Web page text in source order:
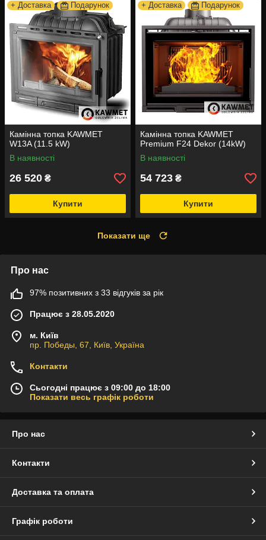
+ Доставка Подарунок
Камінна топка KAWMET
W13A (11.5 kW)
В наявності
26 520 ₴
Купити
+ Доставка Подарунок
Камінна топка KAWMET
Premium F24 Dekor (14kW)
В наявності
54 723 ₴
Купити
Показати ще
Про нас
97% позитивних з 33 відгуків за рік
Працює з 28.05.2020
м. Київ
пр. Победы, 67, Київ, Україна
Контакти
Сьогодні працює з 09:00 до 18:00
Показати весь графік роботи
Про нас
Контакти
Доставка та оплата
Графік роботи